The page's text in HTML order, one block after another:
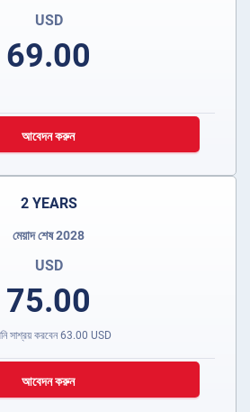
USD
69.00
আবেদন করুন
2 YEARS
মেয়াদ শেষ 2028
USD
75.00
সাশ্রয় করবেন63.00 USD
আবেদন করুন